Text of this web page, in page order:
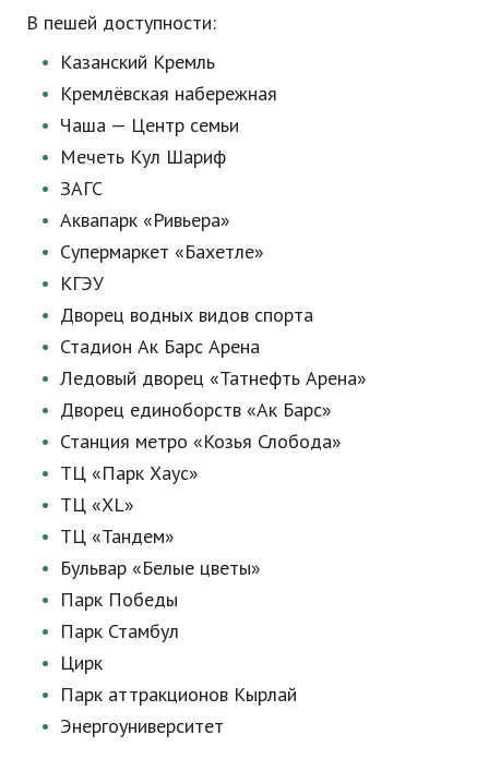
В пешей доступности:
Казанский Кремль
Кремлёвская набережная
Чаша — Центр семьи
Мечеть Кул Шариф
ЗАГС
Аквапарк «Ривьера»
Супермаркет «Бахетле»
КГЭУ
Дворец водных видов спорта
Стадион Ак Барс Арена
Ледовый дворец «Татнефть Арена»
Дворец единоборств «Ак Барс»
Станция метро «Козья Слобода»
ТЦ «Парк Хаус»
ТЦ «XL»
ТЦ «Тандем»
Бульвар «Белые цветы»
Парк Победы
Парк Стамбул
Цирк
Парк аттракционов Кырлай
Энергоуниверситет